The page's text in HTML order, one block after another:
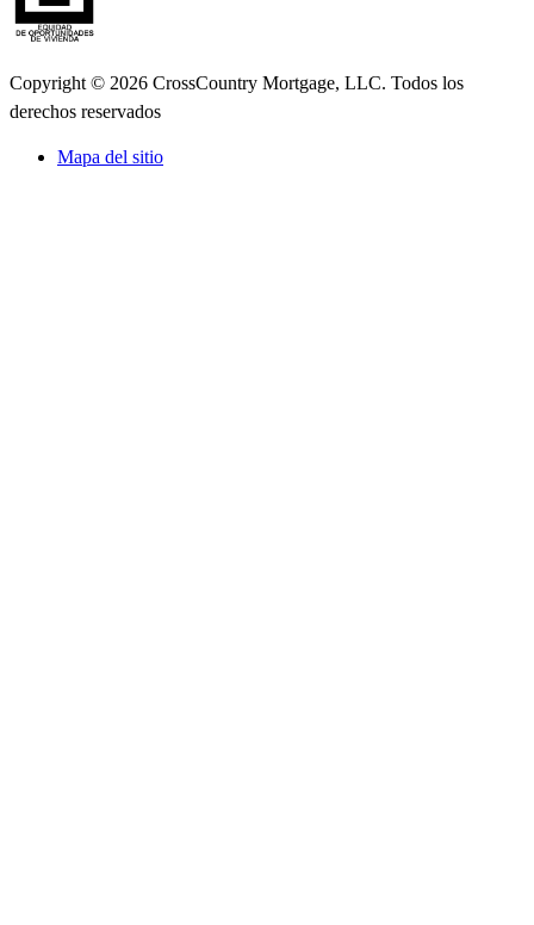
Copyright © 2026 CrossCountry Mortgage, LLC. Todos los
derechos reservados
Mapa del sitio